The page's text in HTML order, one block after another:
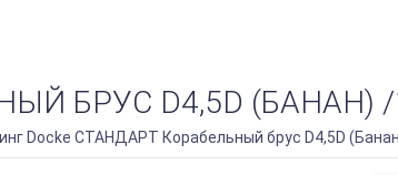
БРУС D4,5D (БАНАН)
Docke СТАНДАРТ Корабельный брус D4,5D